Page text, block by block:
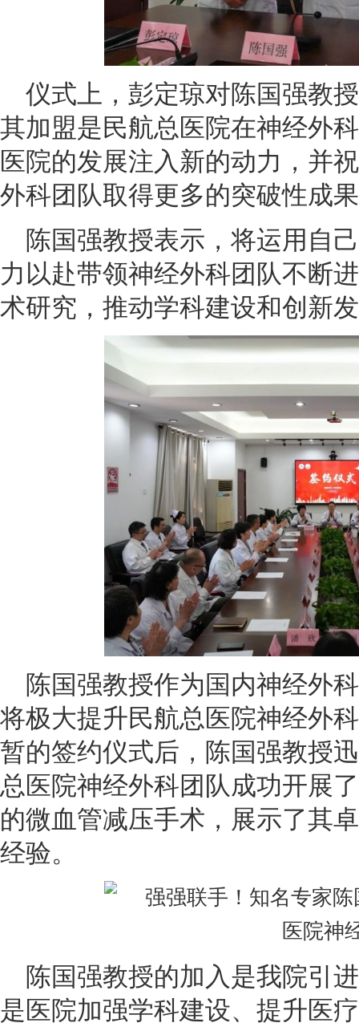
仪式上，彭定琼对陈国强教
其加盟是民航总医院在神经外
医院的发展注入新的动力，并
外科团队取得更多的突破性成
陈国强教授表示，将运用自
力以赴带领神经外科团队不断
术研究，推动学科建设和创新
陈国强教授作为国内神经外
将极大提升民航总医院神经外
暂的签约仪式后，陈国强教授
总医院神经外科团队成功开展
的微血管减压手术，展示了其
经验。
陈国强教授的加入是我院引
是医院加强学科建设、提升医